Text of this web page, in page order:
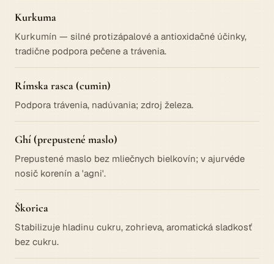
Kurkuma
Kurkumín — silné protizápalové a antioxidačné účinky,
tradične podpora pečene a trávenia.
Rímska rasca (cumin)
Podpora trávenia, nadúvania; zdroj železa.
Ghí (prepustené maslo)
Prepustené maslo bez mliečnych bielkovín; v ajurvéde
nosič korenín a 'agni'.
Škorica
Stabilizuje hladinu cukru, zohrieva, aromatická sladkosť
bez cukru.